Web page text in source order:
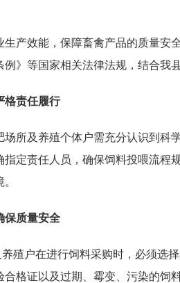
生产效能，保障畜禽产品的质量安
例》等国家相关法律法规，结合
格责任履行
场所及养殖个体户需充分认识到科
定责任人员，确保饲料投喂流程
保质量安全
殖户在进行饲料采购时，必须选
格证以及过期、霉变、污染的饲料